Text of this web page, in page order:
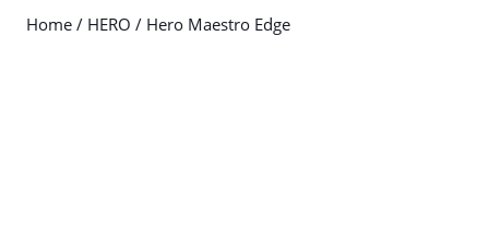
Home / HERO / Hero Maestro Edge